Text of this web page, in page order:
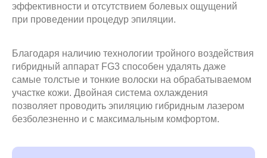
эффективности и отсутствием болевых ощущений
при проведении процедур эпиляции.
Благодаря наличию технологии тройного воздействия
гибридный аппарат FG3 способен удалять даже
самые толстые и тонкие волоски на обрабатываемом
участке кожи. Двойная система охлаждения
позволяет проводить эпиляцию гибридным лазером
безболезненно и с максимальным комфортом.